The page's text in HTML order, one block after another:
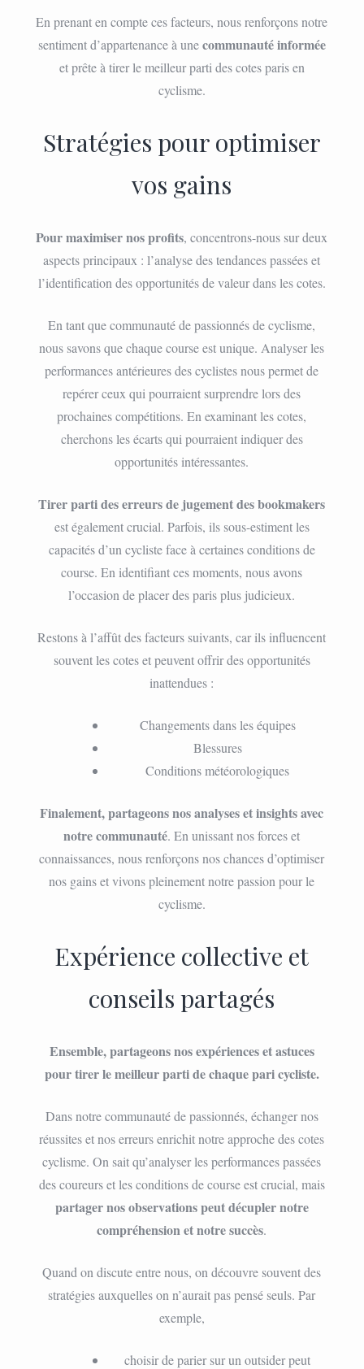
En prenant en compte ces facteurs, nous renforçons notre
sentiment d’appartenance à unecommunauté informée
et prête à tirer le meilleur parti des cotes paris en
cyclisme.
Stratégies pour optimiser
vos gains
Pour maximiser nos profits, concentrons-nous sur deux
aspects principaux : l’analyse des tendances passées et
l’identification des opportunités de valeur dans les cotes.
En tant que communauté de passionnés de cyclisme,
nous savons que chaque course est unique. Analyser les
performances antérieures des cyclistes nous permet de
repérer ceux qui pourraient surprendre lors des
prochaines compétitions. En examinant les cotes,
cherchons les écarts qui pourraient indiquer des
opportunités intéressantes.
Tirer parti des erreurs de jugement des bookmakers
est également crucial. Parfois, ils sous-estiment les
capacités d’un cycliste face à certaines conditions de
course. En identifiant ces moments, nous avons
l’occasion de placer des paris plus judicieux.
Restons à l’affût des facteurs suivants, car ils influencent
souvent les cotes et peuvent offrir des opportunités
inattendues :
Changements dans les équipes
Blessures
Conditions météorologiques
Finalement, partageons nos analyses et insights avec
notre communauté. En unissant nos forces et
connaissances, nous renforçons nos chances d’optimiser
nos gains et vivons pleinement notre passion pour le
cyclisme.
Expérience collective et
conseils partagés
Ensemble, partageons nos expériences et astuces
pour tirer le meilleur parti de chaque pari cycliste.
Dans notre communauté de passionnés, échanger nos
réussites et nos erreurs enrichit notre approche des cotes
cyclisme. On sait qu’analyser les performances passées
des coureurs et les conditions de course est crucial, mais
partager nos observations peut décupler notre
compréhension et notre succès.
Quand on discute entre nous, on découvre souvent des
stratégies auxquelles on n’aurait pas pensé seuls. Par
exemple,
choisir de parier sur un outsider peut